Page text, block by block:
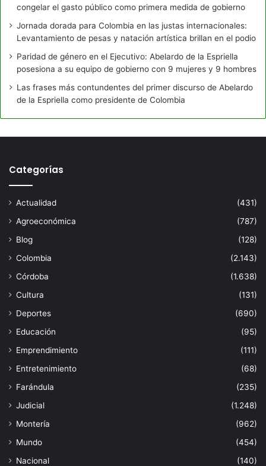
congelar el gasto público como primera medida de gobierno
Jornada dorada para Colombia en las justas internacionales:
Levantamiento de pesas y natación artística brillan en el podio
Paridad de género en el Ejecutivo: Abelardo de la Espriella
posesiona a su equipo de gobierno con 9 mujeres y 9 hombres
Las frases más contundentes del primer discurso de Abelardo
de la Espriella como presidente de Colombia
Categorías
Actualidad
(431)
Agroeconómica
(787)
Blog
(128)
Colombia
(2.143)
Córdoba
(1.638)
Cultura
(131)
Deportes
(690)
Educación
(95)
Emprendimiento
(111)
Entretenimiento
(68)
Farándula
(235)
Judicial
(1.248)
Montería
(962)
Mundo
(454)
Nacional
(140)